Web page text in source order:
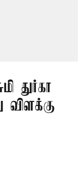
துர்கா
விளக்கு